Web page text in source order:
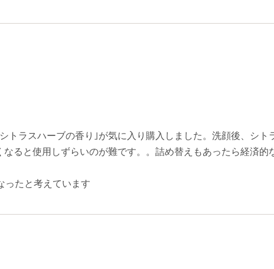
トラスハーブの香り｣が気に入り購入しました。洗顔後、シ
ると使用しずらいのが難です。。詰め替えもあったら経済的
ったと考えています